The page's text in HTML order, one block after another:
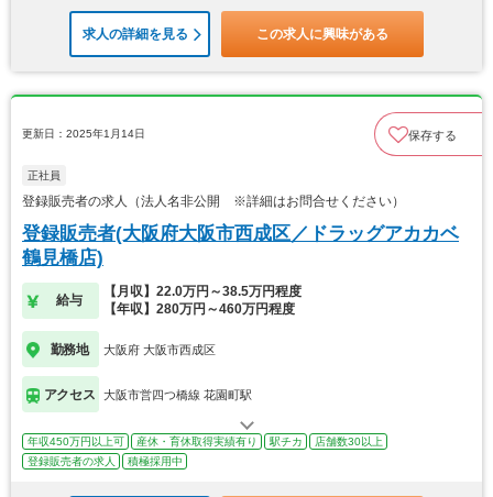
求人の詳細を見る この求人に興味がある
更新日：2025年1月14日 保存する
正社員
登録販売者の求人（法人名非公開 ※詳細はお問合せください）
登録販売者(大阪府大阪市西成区／ドラッグアカカベ
鶴見橋店)
給与
【月収】22.0万円～38.5万円程度
【年収】280万円～460万円程度
勤務地 大阪府 大阪市西成区
アクセス 大阪市営四つ橋線 花園町駅
年収450万円以上可 産休・育休取得実績有り 駅チカ
店舗数30以上
登録販売者の求人
積極採用中